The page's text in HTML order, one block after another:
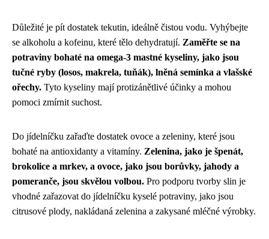
Důležité je pít dostatek tekutin, ideálně čistou vodu. Vyhýbejte
se alkoholu a kofeinu, které tělo dehydratují. Zaměřte se na
potraviny bohaté na omega-3 mastné kyseliny, jako jsou
tučné ryby (losos, makrela, tuňák), lněná semínka a vlašské
ořechy. Tyto kyseliny mají protizánětlivé účinky a mohou
pomoci zmírnit suchost.
Do jídelníčku zařaďte dostatek ovoce a zeleniny, které jsou
bohaté na antioxidanty a vitamíny. Zelenina, jako je špenát,
brokolice a mrkev, a ovoce, jako jsou borůvky, jahody a
pomeranče, jsou skvělou volbou. Pro podporu tvorby slin je
vhodné zařazovat do jídelníčku kyselé potraviny, jako jsou
citrusové plody, nakládaná zelenina a zakysané mléčné výrobky.